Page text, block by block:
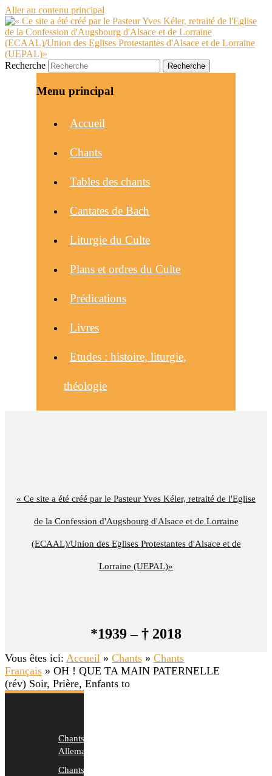
Aller au contenu principal
« Ce site a été créé par le Pasteur Yves Kéler, retraité de l'Eglise
de la Confession d'Augsbourg d'Alsace et de Lorraine
(ECAAL)/Union des Eglises Protestantes d'Alsace et de
Lorraine (UEPAL)»
*1939 – † 2018
Recherche
Menu principal
Accueil
Chants
Tables des chants
Cantates de Bach
Liturgie du Culte
Plans et ordres du Culte
Prédications
Livres
Etudes : histoire, liturgie,
théologie
Vous êtes ici: Accueil » Chants » Chants
Français » OH ! QUE TA MAIN PATERNELLE
(rév) Soir, Prière, Enfants to
Chants
Allemands
Chants